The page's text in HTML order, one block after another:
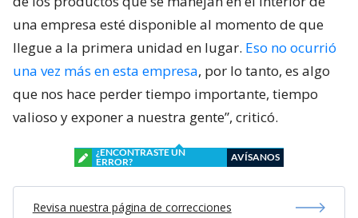
una empresa esté disponible al momento de que
llegue a la primera unidad en lugar. Eso no ocurrió
una vez más en esta empresa, por lo tanto, es algo
que nos hace perder tiempo importante, tiempo
valioso y exponer a nuestra gente”, criticó.
¿ENCONTRASTE UN
ERROR?
AVÍSANOS
Revisa nuestra página de correcciones